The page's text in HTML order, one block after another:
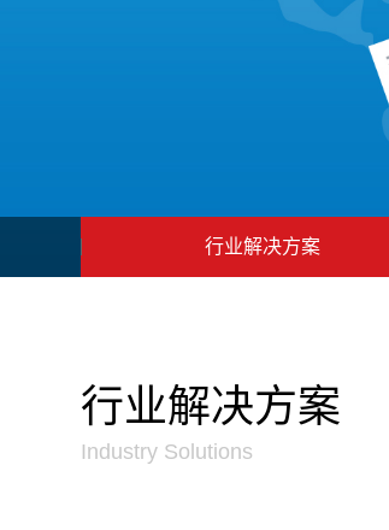
行业解决方案
行业解决方案
Industry Solutions